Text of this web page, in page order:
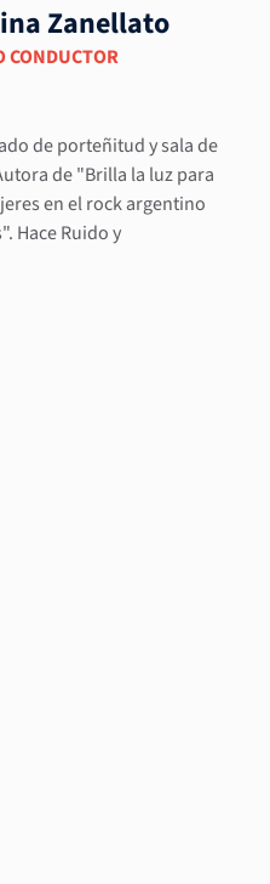
Zanellato
CONDUCTOR
de porteñitud y sala de
de "Brilla la luz para
en el rock argentino
Hace Ruido y